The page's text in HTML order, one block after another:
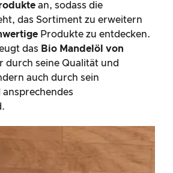
an, sodass die
das Sortiment zu erweitern
Produkte zu entdecken.
das Bio Mandelöl von
durch seine Qualität und
auch durch sein